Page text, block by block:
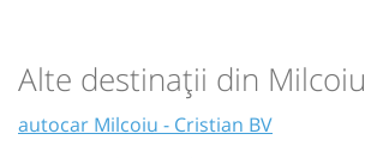
Alte destinații din Milcoiu
autocar Milcoiu - Cristian BV